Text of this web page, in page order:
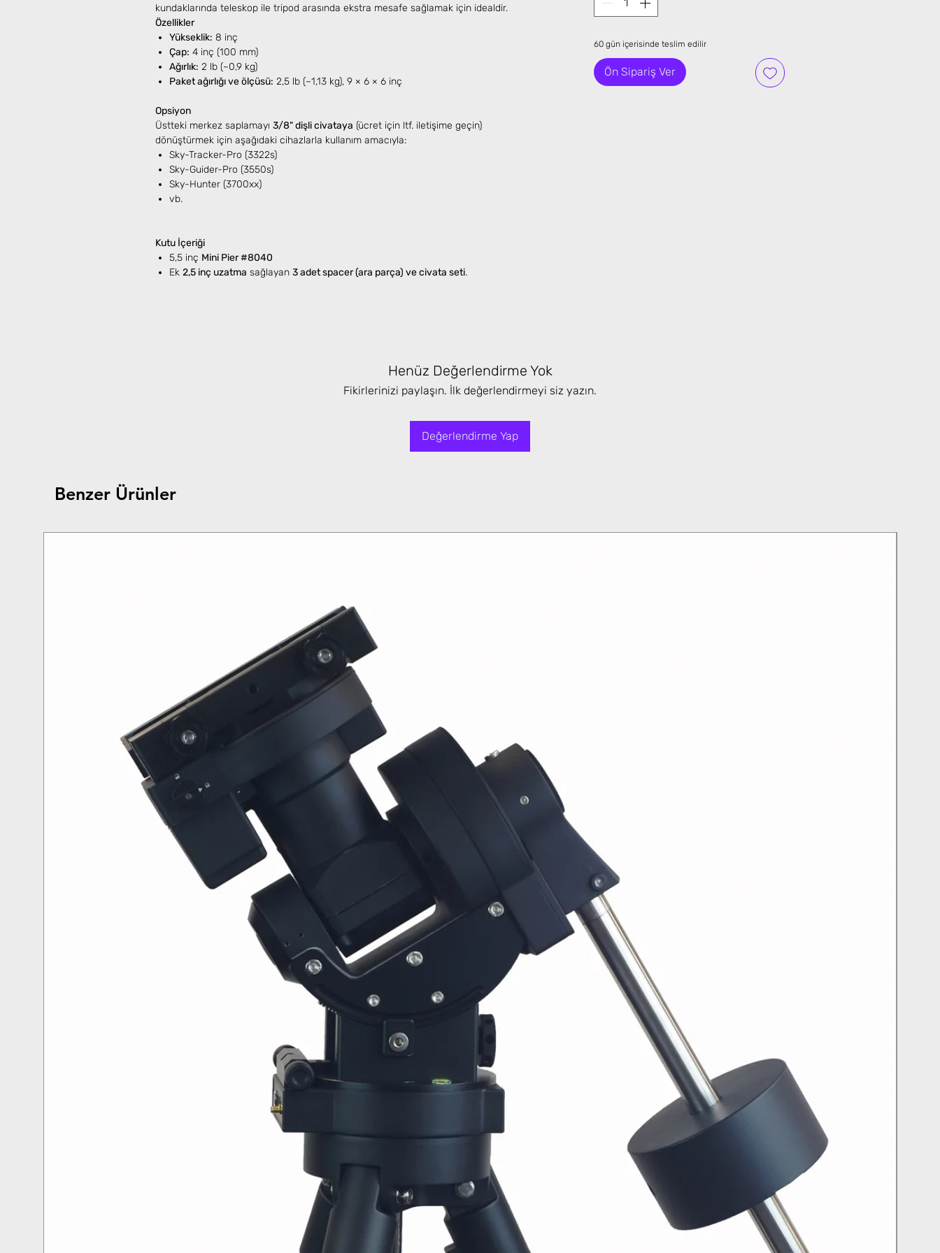
kundaklarında teleskop ile tripod arasında ekstra mesafe sağlamak için idealdir.
Özellikler
Yükseklik: 8 inç
Çap: 4 inç (100 mm)
Ağırlık: 2 lb (~0,9 kg)
Paket ağırlığı ve ölçüsü: 2,5 lb (~1,13 kg), 9 × 6 × 6 inç
Opsiyon
Üstteki merkez saplamayı 3/8" dişli civataya (ücret için ltf. iletişime geçin)
dönüştürmek için aşağıdaki cihazlarla kullanım amacıyla:
Sky-Tracker-Pro (3322s)
Sky-Guider-Pro (3550s)
Sky-Hunter (3700xx)
vb.
Kutu İçeriği
5,5 inç Mini Pier #8040
Ek 2,5 inç uzatma sağlayan 3 adet spacer (ara parça) ve civata seti.
60 gün içerisinde teslim edilir
Ön Sipariş Ver
Henüz Değerlendirme Yok
Fikirlerinizi paylaşın. İlk değerlendirmeyi siz yazın.
Değerlendirme Yap
Benzer Ürünler